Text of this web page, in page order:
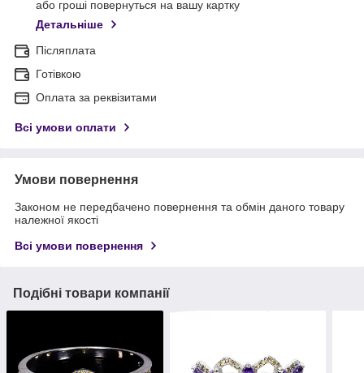
або гроші повернуться на вашу картку
Детальніше
Післяплата
Готівкою
Оплата за реквізитами
Всі умови оплати
Умови повернення
Законом не передбачено повернення та обмін даного товару
належної якості
Всі умови повернення
Подібні товари компанії